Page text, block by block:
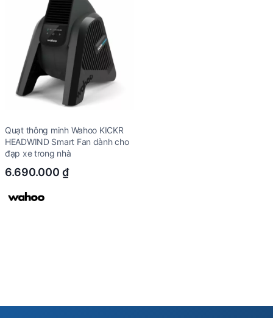
Quạt thông minh Wahoo KICKR
HEADWIND Smart Fan dành cho
đạp xe trong nhà
6.690.000 ₫